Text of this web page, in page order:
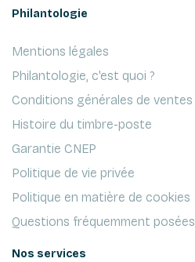
Philantologie
Mentions légales
Philantologie, c'est quoi ?
Conditions générales de ventes
Histoire du timbre-poste
Garantie CNEP
Politique de vie privée
Politique en matière de cookies
Questions fréquemment posées
Nos services